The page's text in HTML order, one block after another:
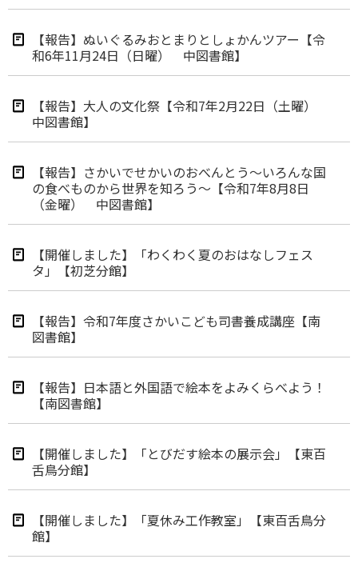
【報告】ぬいぐるみおとまりとしょかんツアー【令
和6年11月24日（日曜） 中図書館】
【報告】大人の文化祭【令和7年2月22日（土曜）
中図書館】
【報告】さかいでせかいのおべんとう～いろんな国
の食べものから世界を知ろう～【令和7年8月8日
（金曜） 中図書館】
【開催しました】「わくわく夏のおはなしフェス
タ」【初芝分館】
【報告】令和7年度さかいこども司書養成講座【南
図書館】
【報告】日本語と外国語で絵本をよみくらべよう！
【南図書館】
【開催しました】「とびだす絵本の展示会」【東百
舌鳥分館】
【開催しました】「夏休み工作教室」【東百舌鳥分
館】